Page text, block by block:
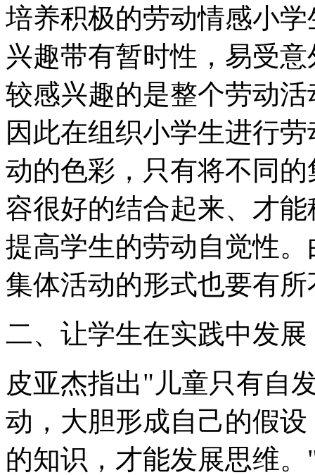
培养积极的劳动情感小
兴趣带有暂时性，易受
较感兴趣的是整个劳动
因此在组织小学生进行
动的色彩，只有将不同
容很好的结合起来、才
提高学生的劳动自觉性
集体活动的形式也要有所
二、让学生在实践中发展
皮亚杰指出"儿童只有自
动，大胆形成自己的假
的知识，才能发展思维